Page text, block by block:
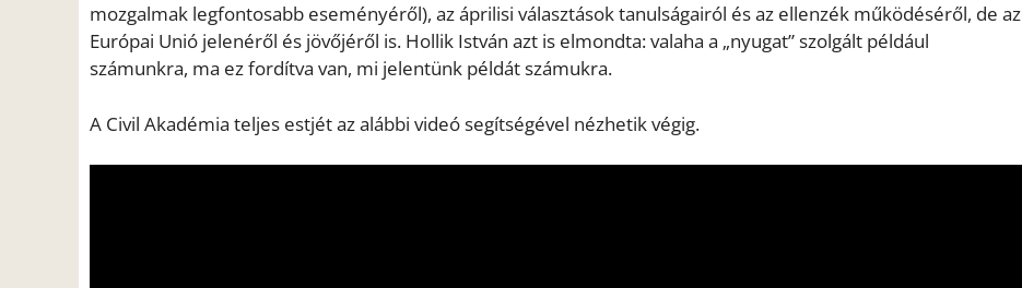
mozgalmak legfontosabb eseményéről), az áprilisi választások tanulságairól és az ellenzék működéséről, de az
Európai Unió jelenéről és jövőjéről is. Hollik István azt is elmondta: valaha a „nyugat” szolgált például
számunkra, ma ez fordítva van, mi jelentünk példát számukra.
A Civil Akadémia teljes estjét az alábbi videó segítségével nézhetik végig.